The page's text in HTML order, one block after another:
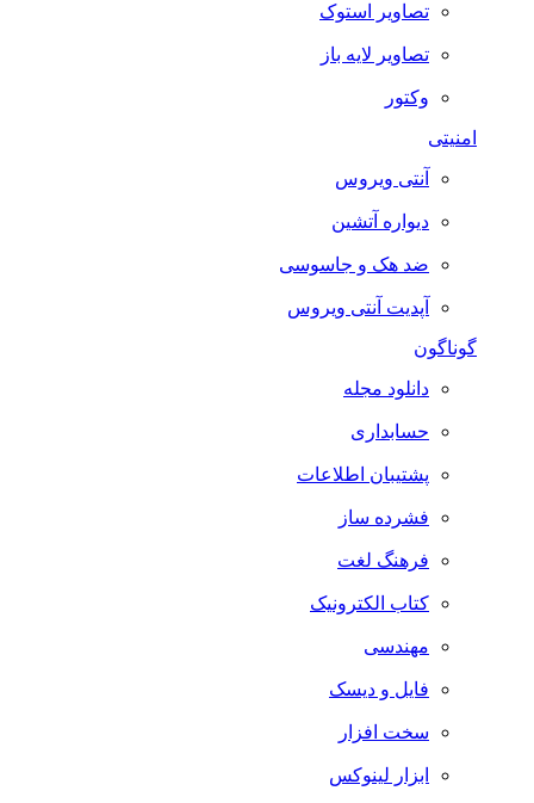
تصاویر استوک
تصاویر لایه باز
وکتور
آنتی ویروس
دیواره آتشین
ضد هک و جاسوسی
آپدیت آنتی ویروس
گوناگون
دانلود مجله
حسابداری
پشتیبان اطلاعات
فشرده ساز
فرهنگ لغت
کتاب الکترونیک
مهندسی
فایل و دیسک
سخت افزار
ابزار لینوکس